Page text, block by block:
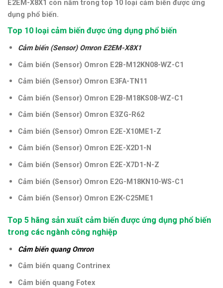
E2EM-X8X1 còn nằm trong top 10 loại cảm biến được ứng
dụng phổ biến.
Top 10 loại cảm biến được ứng dụng phổ biến
Cảm biến (Sensor) Omron E2EM-X8X1
Cảm biến (Sensor) Omron E2B-M12KN08-WZ-C1
Cảm biến (Sensor) Omron E3FA-TN11
Cảm biến (Sensor) Omron E2B-M18KS08-WZ-C1
Cảm biến (Sensor) Omron E3ZG-R62
Cảm biến (Sensor) Omron E2E-X10ME1-Z
Cảm biến (Sensor) Omron E2E-X2D1-N
Cảm biến (Sensor) Omron E2E-X7D1-N-Z
Cảm biến (Sensor) Omron E2G-M18KN10-WS-C1
Cảm biến (Sensor) Omron E2K-C25ME1
Top 5 hãng sản xuất cảm biến được ứng dụng phổ biến
trong các ngành công nghiệp
Cảm biến quang Omron
Cảm biến quang Contrinex
Cảm biến quang Fotex